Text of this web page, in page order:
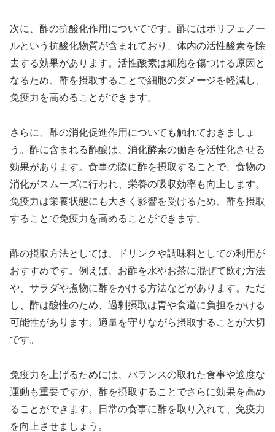
次に、酢の抗酸化作用についてです。酢にはポリフェノー
ルという抗酸化物質が含まれており、体内の活性酸素を除
去する効果があります。活性酸素は細胞を傷つける原因と
なるため、酢を摂取することで細胞のダメージを軽減し、
免疫力を高めることができます。
さらに、酢の消化促進作用についても触れておきましょ
う。酢に含まれる酢酸は、消化酵素の働きを活性化させる
効果があります。食事の際に酢を摂取することで、食物の
消化がスムーズに行われ、栄養の吸収効率も向上します。
免疫力は栄養状態にも大きく影響を受けるため、酢を摂取
することで免疫力を高めることができます。
酢の摂取方法としては、ドリンクや調味料としての利用が
おすすめです。例えば、お酢を水やお茶に混ぜて飲む方法
や、サラダや煮物に酢をかける方法などがあります。ただ
し、酢は酸性のため、過剰摂取は胃や食道に負担をかける
可能性があります。適量を守りながら摂取することが大切
です。
免疫力を上げるためには、バランスの取れた食事や適度な
運動も重要ですが、酢を摂取することでさらに効果を高め
ることができます。日常の食事に酢を取り入れて、免疫力
を向上させましょう。